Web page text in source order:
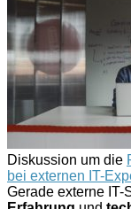
Diskussion um die
bei externen IT-
Gerade externe